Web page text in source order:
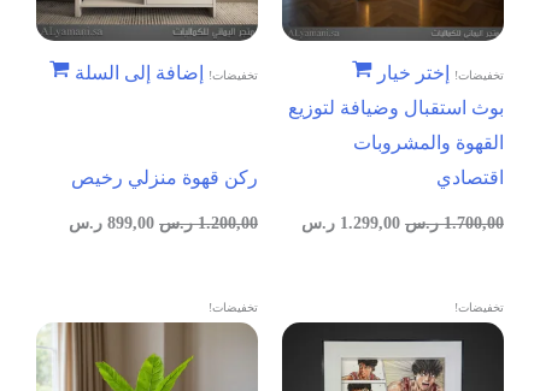
تخفيضات!
إختر خيار
بوث استقبال وضيافة لتوزيع
القهوة والمشروبات
اقتصادي
1.700,00 ر.س 1.299,00 ر.س
تخفيضات! إضافة إلى السلة
ركن قهوة منزلي رخيص
1.200,00 ر.س 899,00 ر.س
تخفيضات! تخفيضات!